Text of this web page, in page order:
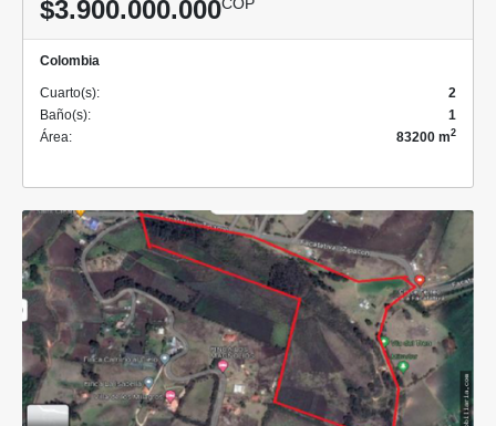
$3.900.000.000
Colombia
Cuarto(s):
2
Baño(s):
1
Área:
83200 m2